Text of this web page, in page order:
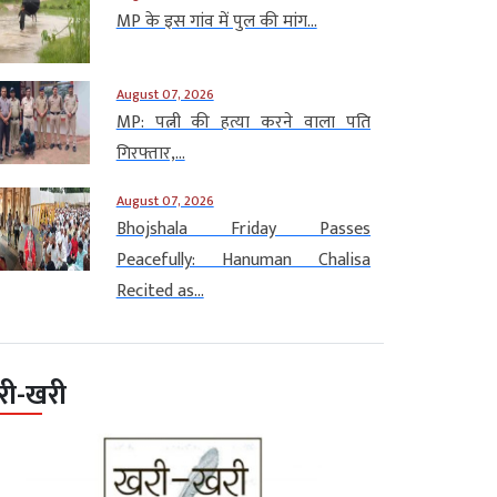
MP के इस गांव में पुल की मांग...
August 07, 2026
MP: पत्नी की हत्या करने वाला पति
गिरफ्तार,...
August 07, 2026
Bhojshala Friday Passes
Peacefully: Hanuman Chalisa
Recited as...
खरी